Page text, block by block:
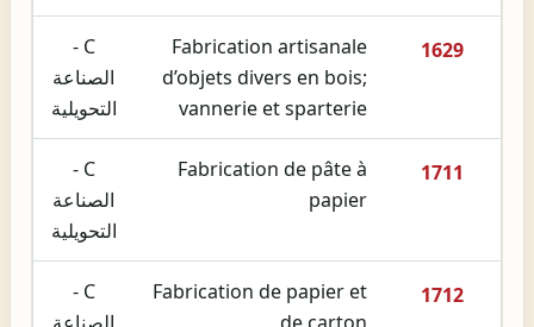
1629
Fabrication artisanale
d’objets divers en bois;
vannerie et sparterie
C -
الصناعة
التحويلية
1711
Fabrication de pâte à
papier
C -
الصناعة
التحويلية
1712
Fabrication de papier et
de carton
C -
الصناعة